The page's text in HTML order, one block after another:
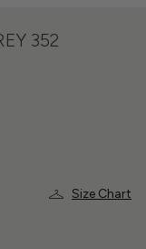
352
Size Chart